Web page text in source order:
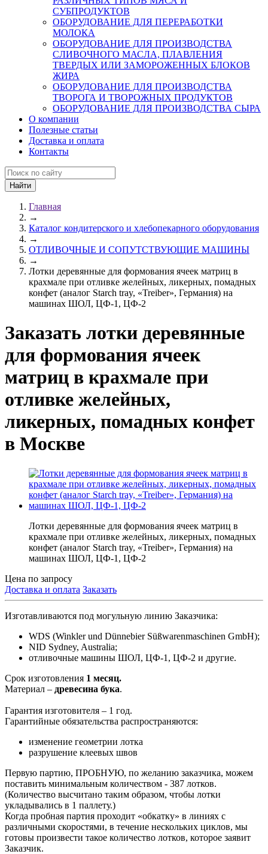
СУБПРОДУКТОВ
ОБОРУДОВАНИЕ ДЛЯ ПЕРЕРАБОТКИ
МОЛОКА
ОБОРУДОВАНИЕ ДЛЯ ПРОИЗВОДСТВА
СЛИВОЧНОГО МАСЛА, ПЛАВЛЕНИЯ
ТВЕРДЫХ ИЛИ ЗАМОРОЖЕННЫХ БЛОКОВ
ЖИРА
ОБОРУДОВАНИЕ ДЛЯ ПРОИЗВОДСТВА
ТВОРОГА И ТВОРОЖНЫХ ПРОДУКТОВ
ОБОРУДОВАНИЕ ДЛЯ ПРОИЗВОДСТВА СЫРА
О компании
Полезные статьи
Доставка и оплата
Контакты
Главная
→
Каталог кондитерского и хлебопекарного оборудования
→
ОТЛИВОЧНЫЕ И СОПУТСТВУЮЩИЕ МАШИНЫ
→
Лотки деревянные для формования ячеек матриц в
крахмале при отливке желейных, ликерных, помадных
конфет (аналог Starch tray, «Treiber», Германия) на
машинах ШОЛ, ЦФ-1, ЦФ-2
Заказать лотки деревянные
для формования ячеек
матриц в крахмале при
отливке желейных,
ликерных, помадных конфет
в Москве
Лотки деревянные для формования ячеек матриц в
крахмале при отливке желейных, ликерных, помадных
конфет (аналог Starch tray, «Treiber», Германия) на
машинах ШОЛ, ЦФ-1, ЦФ-2
Цена по запросу
Доставка и оплата Заказать
Изготавливаются под могульную линию Заказчика:
WDS (Winkler und Dünnebier Süßwarenmaschinen GmbH);
NID Sydney, Australia;
отливочные машины ШОЛ, ЦФ-1, ЦФ-2 и другие.
Срок изготовления 1 месяц.
Материал – древесина бука.
Гарантия изготовителя – 1 год.
Гарантийные обязательства распространяются:
изменение геометрии лотка
разрушение клеевых швов
Первую партию, ПРОБНУЮ, по желанию заказчика, можем
поставить минимальным количеством - 387 лотков.
(Количество высчитано таким образом, чтобы лотки
укладывались в 1 паллету.)
Когда пробная партия проходит «обкатку» в линиях с
различными скоростями, в течение нескольких циклов, мы
готовы произвести такое количество лотков, которое заявит
Заказчик.